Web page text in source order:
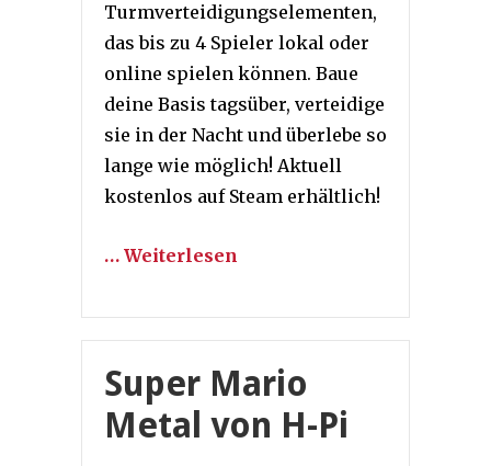
Turmverteidigungselementen,
das bis zu 4 Spieler lokal oder
online spielen können. Baue
deine Basis tagsüber, verteidige
sie in der Nacht und überlebe so
lange wie möglich! Aktuell
kostenlos auf Steam erhältlich!
… Weiterlesen
Super Mario
Metal von H-Pi